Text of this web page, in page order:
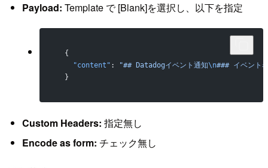
Payload: Template で [Blank]を選択し、以下を指定
  {
    "content"
: "## Datadogイベント通知\n### イベント
  }
Custom Headers: 指定無し
Encode as form: チェック無し